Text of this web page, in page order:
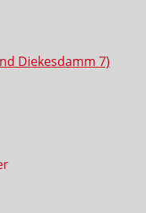
Diekesdamm 7)